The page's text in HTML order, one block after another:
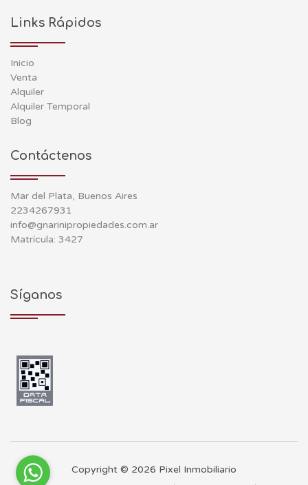
Links Rápidos
Inicio
Venta
Alquiler
Alquiler Temporal
Blog
Contáctenos
Mar del Plata, Buenos Aires
2234267931
info@gnarinipropiedades.com.ar
Matrícula: 3427
Síganos
Copyright © 2026 Pixel Inmobiliario